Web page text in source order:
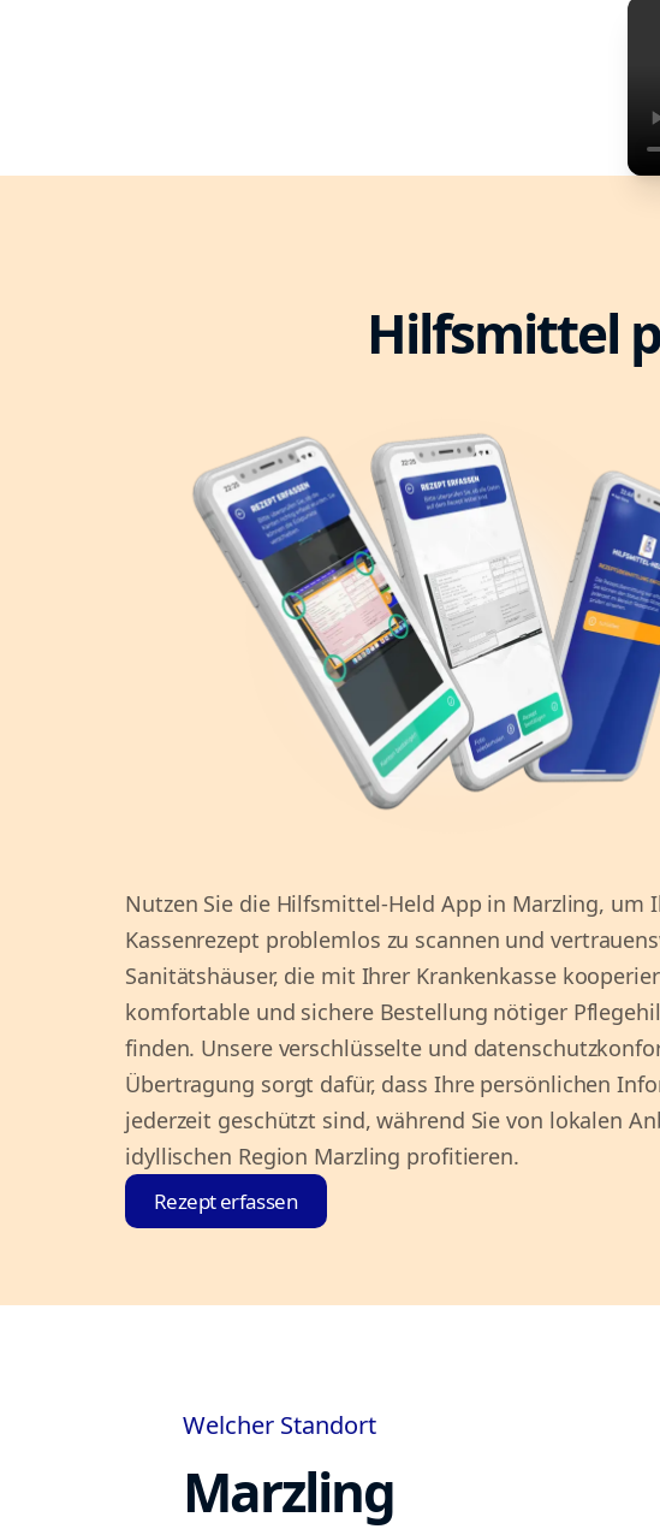
Hilfsmittel
Nutzen Sie die Hilfsmittel-Held App in Marzling, um
Kassenrezept problemlos zu scannen und
Sanitätshäuser, die mit Ihrer Krankenkasse
komfortable und sichere Bestellung nötiger
finden. Unsere verschlüsselte und
Übertragung sorgt dafür, dass Ihre persönlichen
jederzeit geschützt sind, während Sie von lokalen
idyllischen Region Marzling profitieren.
Rezept erfassen
Welcher Standort
Marzling